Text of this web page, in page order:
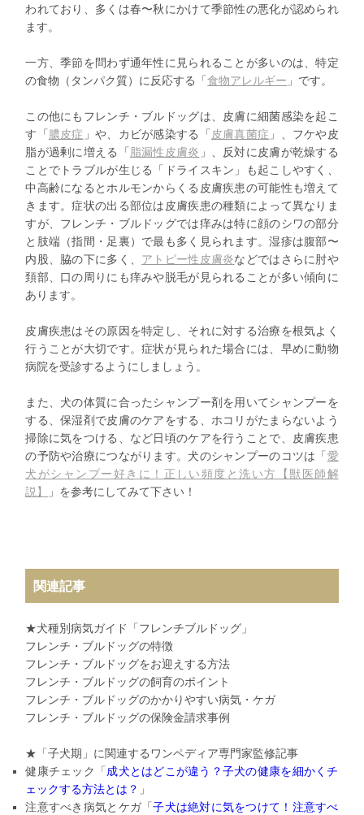
われており、多くは春〜秋にかけて季節性の悪化が認められ
ます。
一方、季節を問わず通年性に見られることが多いのは、特定
の食物（タンパク質）に反応する「食物アレルギー 」です。
この他にもフレンチ・ブルドッグは、皮膚に細菌感染を起こ
す「 膿皮症 」や、カビが感染する「 皮膚真菌症 」、フケや皮
脂が過剰に増える「 脂漏性皮膚炎 」、反対に皮膚が乾燥する
ことでトラブルが生じる「ドライスキン」も起こしやすく、
中高齢になるとホルモンからくる皮膚疾患の可能性も増えて
きます。症状の出る部位は皮膚疾患の種類によって異なりま
すが、フレンチ・ブルドッグでは痒みは特に顔のシワの部分
と肢端（指間・足裏）で最も多く見られます。湿疹は腹部〜
内股、脇の下に多く、 アトピー性皮膚炎などではさらに肘や
頚部、口の周りにも痒みや脱毛が見られることが多い傾向に
あります。
皮膚疾患はその原因を特定し、それに対する治療を根気よく
行うことが大切です。症状が見られた場合には、早めに動物
病院を受診するようにしましょう。
また、犬の体質に合ったシャンプー剤を用いてシャンプーを
する、保湿剤で皮膚のケアをする、ホコリがたまらないよう
掃除に気をつける、など日頃のケアを行うことで、皮膚疾患
の予防や治療につながります。犬のシャンプーのコツは「 愛
犬がシャンプー好きに！正しい頻度と洗い方【獣医師解
説】
」を参考にしてみて下さい！
関連記事
★犬種別病気ガイド「フレンチブルドッグ」
フレンチ・ブルドッグの特徴
フレンチ・ブルドッグをお迎えする方法
フレンチ・ブルドッグの飼育のポイント
フレンチ・ブルドッグのかかりやすい病気・ケガ
フレンチ・ブルドッグの保険金請求事例
★「子犬期」に関連するワンペディア専門家監修記事
健康チェック「 成犬とはどこが違う？子犬の健康を細かくチ
ェックする方法とは？ 」
注意すべき病気とケガ「子犬は絶対に気をつけて！ 注意すべ